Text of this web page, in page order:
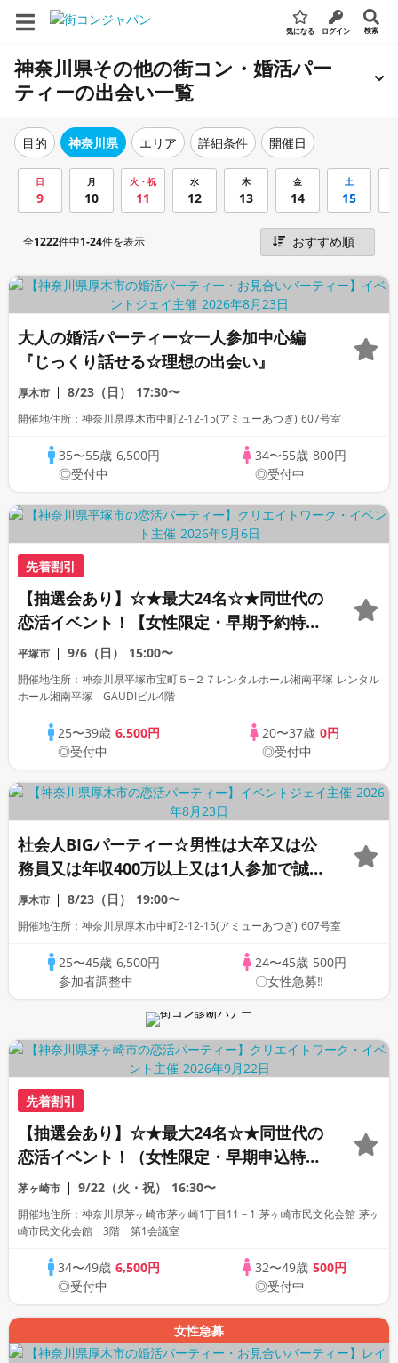
気になる ログイン 検索
神奈川県その他の街コン・婚活パー
ティーの出会い一覧
目的 神奈川県 エリア 詳細条件 開催日
日
9
月
10
火・祝
11
水
12
木
13
金
14
土
15
全1222件中1-24件を表示
大人の婚活パーティー☆一人参加中心編
『じっくり話せる☆理想の出会い』
厚木市 8/23（日） 17:30〜
開催地住所：神奈川県厚木市中町2-12-15(アミューあつぎ) 607号室
35〜55歳 6,500円
◎受付中
34〜55歳 800円
◎受付中
先着割引
【抽選会あり】☆★最大24名☆★同世代の
恋活イベント！【女性限定・早期予約特
典】
平塚市 9/6（日） 15:00〜
開催地住所：神奈川県平塚市宝町５−２７レンタルホール湘南平塚 レンタル
ホール湘南平塚 GAUDIビル4階
25〜39歳6,500円
◎受付中
20〜37歳 0円
◎受付中
社会人BIGパーティー☆男性は大卒又は公
務員又は年収400万以上又は1人参加で誠実
な方
厚木市 8/23（日） 19:00〜
開催地住所：神奈川県厚木市中町2-12-15(アミューあつぎ) 607号室
25〜45歳 6,500円
参加者調整中
24〜45歳 500円
〇女性急募‼
先着割引
【抽選会あり】☆★最大24名☆★同世代の
恋活イベント！（女性限定・早期申込特
典）
茅ヶ崎市 9/22（火・祝） 16:30〜
開催地住所：神奈川県茅ヶ崎市茅ヶ崎1丁目11－1 茅ヶ崎市民文化会館 茅ヶ
崎市民文化会館 3階 第1会議室
34〜49歳6,500円
◎受付中
32〜49歳 500円
◎受付中
女性急募